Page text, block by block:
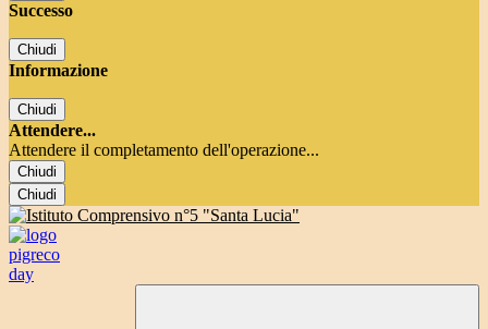
Successo
Chiudi
Informazione
Chiudi
Attendere...
Attendere il completamento dell'operazione...
Chiudi
Chiudi